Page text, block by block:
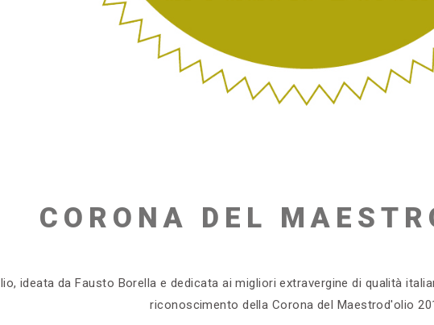
CORONA DEL
ideata da Fausto Borella e dedicata ai migliori extravergine di qualità
riconoscimento della Corona del Maestrod'olio